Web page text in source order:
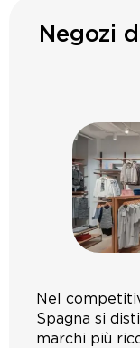
Negozi
Nel
Spagna si
marchi più